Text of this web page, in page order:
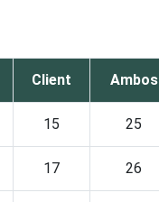
Client Ambos
15 25
17 26